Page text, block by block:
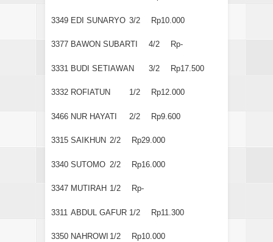
3349 EDI SUNARYO 3/2 Rp10.000
3377 BAWON SUBARTI 4/2 Rp-
3331 BUDI SETIAWAN 3/2 Rp17.500
3332 ROFIATUN 1/2 Rp12.000
3466 NUR HAYATI 2/2 Rp9.600
3315 SAIKHUN 2/2 Rp29.000
3340 SUTOMO 2/2 Rp16.000
3347 MUTIRAH 1/2 Rp-
3311 ABDUL GAFUR 1/2 Rp11.300
3350 NAHROWI 1/2 Rp10.000